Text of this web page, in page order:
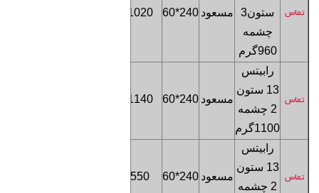
تماس
ستون3
چشمه
960گرم
مسعود 240*60
1020
تماس
رابیتس
13 ستون
2 چشمه
1100گرم
مسعود 240*60
1140
تماس
رابیتس
13 ستون
2 چشمه
مسعود 240*60
550